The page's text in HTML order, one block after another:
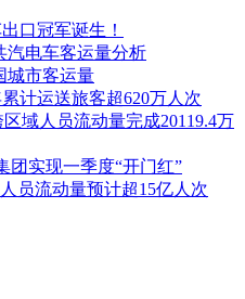
口冠军诞生！
汽电车客运量分析
城市客运量
计运送旅客超620万人次
域人员流动量完成20119.4万
团实现一季度“开门红”
员流动量预计超15亿人次